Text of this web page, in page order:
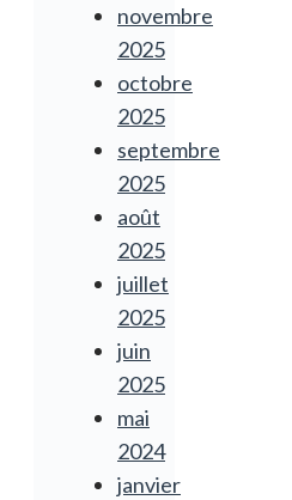
novembre
2025
octobre
2025
septembre
2025
août
2025
juillet
2025
juin
2025
mai
2024
janvier